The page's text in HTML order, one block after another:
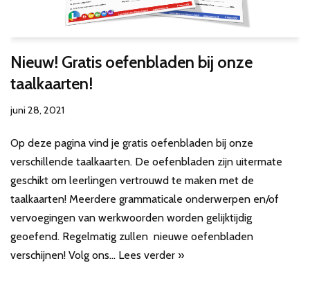
Nieuw! Gratis oefenbladen bij onze
taalkaarten!
juni 28, 2021
Op deze pagina vind je gratis oefenbladen bij onze
verschillende taalkaarten. De oefenbladen zijn uitermate
geschikt om leerlingen vertrouwd te maken met de
taalkaarten! Meerdere grammaticale onderwerpen en/of
vervoegingen van werkwoorden worden gelijktijdig
geoefend. Regelmatig zullen nieuwe oefenbladen
verschijnen! Volg ons… Lees verder »